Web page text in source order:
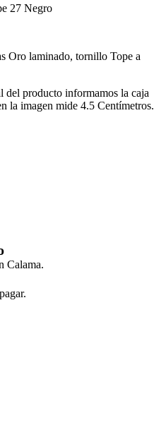
27 Negro
Oro laminado, tornillo Tope a
del producto informamos la caja
la imagen mide 4.5 Centímetros.
Calama.